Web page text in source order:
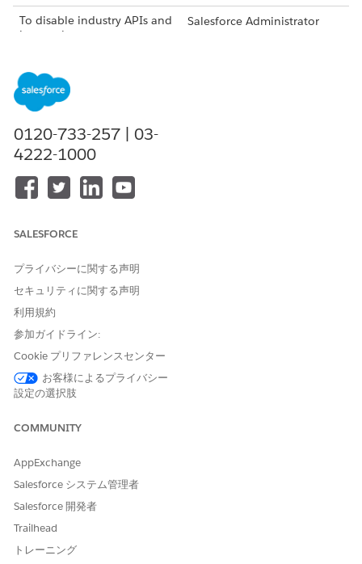
To disable industry APIs and
integrations:
Salesforce Administrator
In Setup, find and select
On the MuleSoft Direct Setup page, in the MuleSoft
Connection.
ClickDecline
はい
0120-733-257 | 03-
4222-1000
SALESFORCE
プライバシーに関する声明
セキュリティに関する声明
利用規約
参加ガイドライン:
Cookie プリファレンスセンター
お客様によるプライバシー
設定の選択肢
COMMUNITY
AppExchange
Salesforce システム管理者
Salesforce 開発者
Trailhead
トレーニング